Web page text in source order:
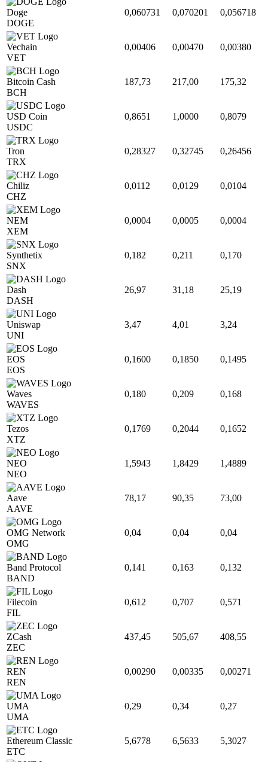
Doge
DOGE
0,060731 0,070201 0,056718
Vechain
VET
0,00406 0,00470 0,00380
Bitcoin Cash
BCH
187,73 217,00 175,32
USD Coin
USDC
0,8651 1,0000 0,8079
Tron
TRX
0,28327 0,32745 0,26456
Chiliz
CHZ
0,0112 0,0129 0,0104
NEM
XEM
0,0004 0,0005 0,0004
Synthetix
SNX
0,182 0,211 0,170
Dash
DASH
26,97 31,18 25,19
Uniswap
UNI
3,47 4,01 3,24
EOS
EOS
0,1600 0,1850 0,1495
Waves
WAVES
0,180 0,209 0,168
Tezos
XTZ
0,1769 0,2044 0,1652
NEO
NEO
1,5943 1,8429 1,4889
Aave
AAVE
78,17 90,35 73,00
OMG Network
OMG
0,04 0,04 0,04
Band Protocol
BAND
0,141 0,163 0,132
Filecoin
FIL
0,612 0,707 0,571
ZCash
ZEC
437,45 505,67 408,55
REN
REN
0,00290 0,00335 0,00271
UMA
UMA
0,29 0,34 0,27
Ethereum Classic
ETC
5,6778 6,5633 5,3027